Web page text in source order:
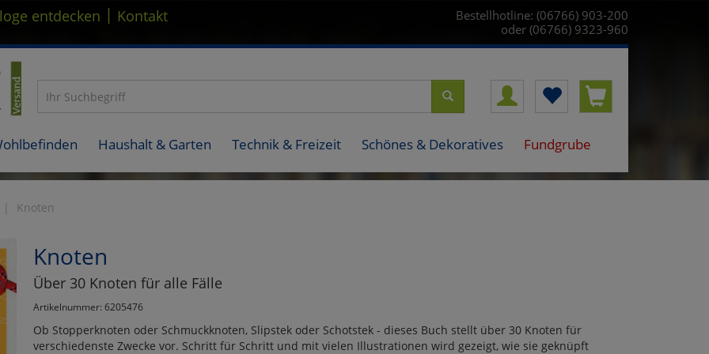
entdecken | Kontakt
Bestellhotline: (06766) 903-200
oder (06766) 9323-960
Haushalt & Garten Technik & Freizeit Schönes & Dekoratives Fundgrube
Knoten
Knoten
Über 30 Knoten für alle Fälle
Artikelnummer: 6205476
Ob Stopperknoten oder Schmuckknoten, Slipstek oder Schotstek - dieses Buch stellt über 30 Knoten für
verschiedenste Zwecke vor. Schritt für Schritt und mit vielen Illustrationen wird gezeigt, wie sie geknüpft